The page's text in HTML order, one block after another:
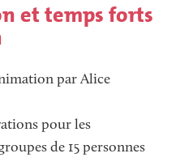
et temps forts
par Alice
pour les
de 15 personnes